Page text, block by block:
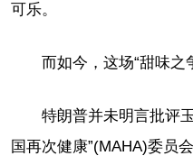
可乐。
而如今，这场“甜味之
特朗普并未明言批评
国再次健康”(MAHA)委员